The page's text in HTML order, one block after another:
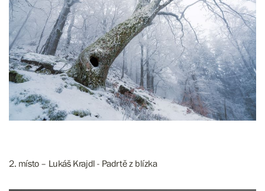
2. místo – Lukáš Krajdl - Padrtě z blízka